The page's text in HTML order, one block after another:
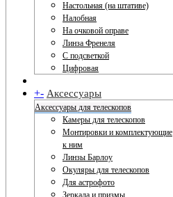
Настольная (на штативе)
Налобная
На очковой оправе
Линза Френеля
С подсветкой
Цифровая
+- Аксессуары
Аксессуары для телескопов
Камеры для телескопов
Монтировки и комплектующие
к ним
Линзы Барлоу
Окуляры для телескопов
Для астрофото
Зеркала и призмы